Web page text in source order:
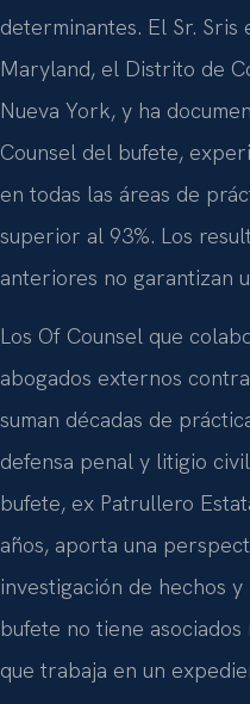
determinantes. El Sr. Sris
Maryland, el Distrito de
Nueva York, y ha
Counsel del bufete,
en todas las áreas de
superior al 93%. Los
anteriores no garantizan
Los Of Counsel que
abogados externos
suman décadas de
defensa penal y litigio
bufete, ex Patrullero
años, aporta una
investigación de hechos
bufete no tiene
que trabaja en un